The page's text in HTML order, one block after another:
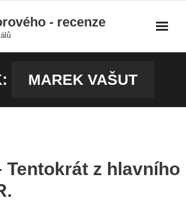
- recenze
MAREK VAŠUT
Tentokrát z hlavního